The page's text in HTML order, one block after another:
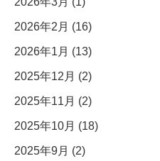
2026年2月 (16)
2026年1月 (13)
2025年12月 (2)
2025年11月 (2)
2025年10月 (18)
2025年9月 (2)